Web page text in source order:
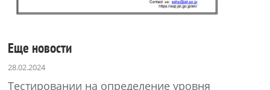
Еще новости
28.02.2024
Тестировании на определение уровня